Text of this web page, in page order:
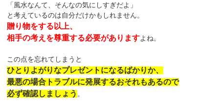
「風水なんて、そんなの気にしすぎだよ」
と考えているのは自分だけかもしれません。
贈り物をする以上、
相手の考えを尊重する必要がありますよね。
この点を忘れてしまうと
ひとりよがりなプレゼントになるばかりか、
最悪の場合トラブルに発展するおそれもあるので
必ず確認しましょう 。